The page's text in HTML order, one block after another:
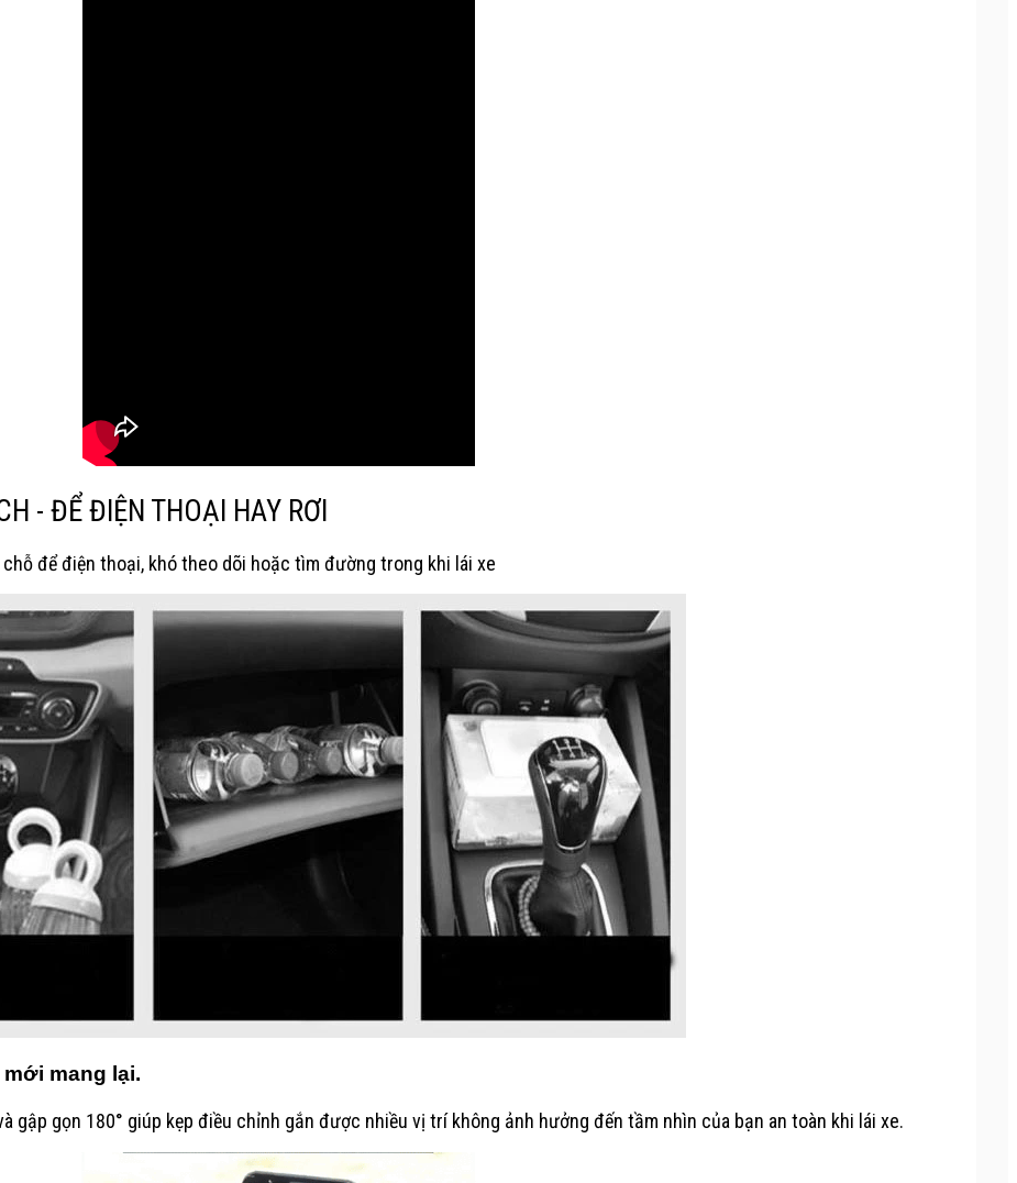
- ĐỂ ĐIỆN THOẠI HAY RƠI
để điện thoại, khó theo dõi hoặc tìm đường trong khi lái xe
mang lại.
gập gọn 180° giúp kẹp điều chỉnh gắn được nhiều vị trí không ảnh hưởng đến tầm nhìn của bạn an toàn khi lái xe.